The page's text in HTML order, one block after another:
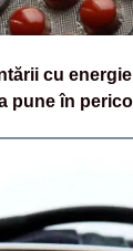
cu
pune în